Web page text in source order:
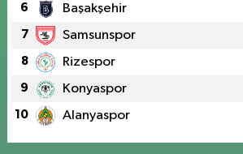
6 Başakşehir
7 Samsunspor
8 Rizespor
9 Konyaspor
10 Alanyaspor